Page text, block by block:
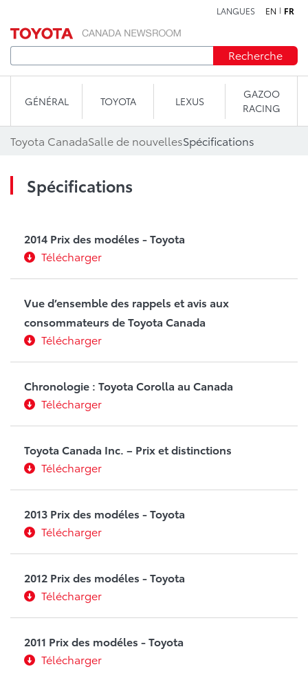
LANGUES EN FR
Recherche
GÉNÉRAL TOYOTA LEXUS
GAZOO
RACING
Toyota CanadaSalle de nouvellesSpécifications
Spécifications
2014 Prix des modéles - Toyota
Télécharger
Vue d’ensemble des rappels et avis aux
consommateurs de Toyota Canada
Télécharger
Chronologie : Toyota Corolla au Canada
Télécharger
Toyota Canada Inc. – Prix et distinctions
Télécharger
2013 Prix des modéles - Toyota
Télécharger
2012 Prix des modéles - Toyota
Télécharger
2011 Prix des modéles - Toyota
Télécharger